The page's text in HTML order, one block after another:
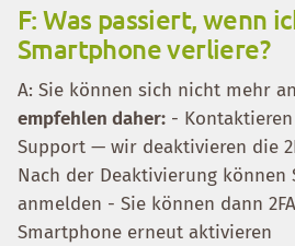
F: Was passiert, wenn
Smartphone verliere?
A: Sie können sich nicht mehr
empfehlen daher: -
Support — wir deaktivieren die
Nach der Deaktivierung können
anmelden - Sie können dann
Smartphone erneut aktivieren